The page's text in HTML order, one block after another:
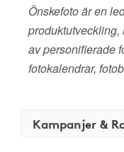
Önskefoto är en
av personifierade
fotokalendrar,
Kampanjer &